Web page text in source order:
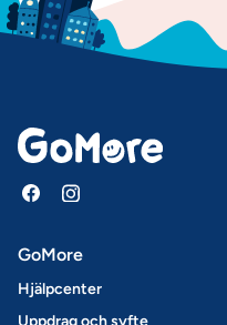
GoMore
Hjälpcenter
Uppdrag och syfte